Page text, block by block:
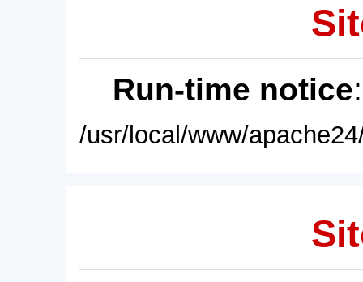
Run-time notice
/usr/local/www/